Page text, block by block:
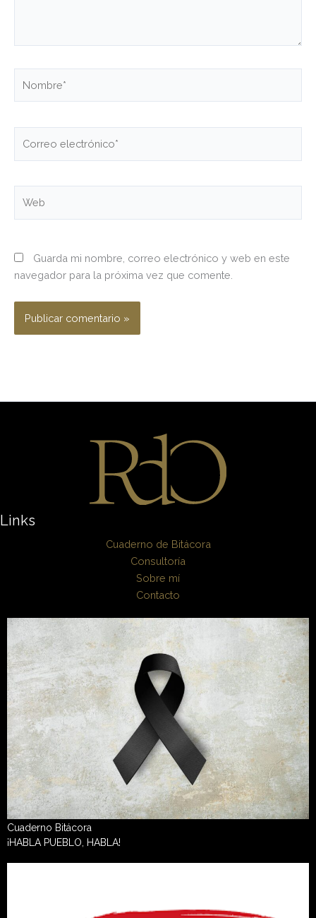
electrónico*
Guarda mi nombre, correo electrónico y web en este
navegador para la próxima vez que comente.
Links
Cuaderno de Bitácora
Consultoría
Sobre mí
Contacto
Cuaderno Bitácora
¡HABLA PUEBLO, HABLA!